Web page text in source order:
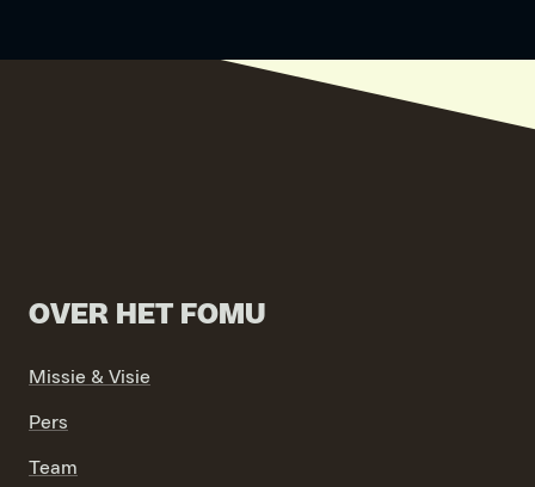
OVER HET FOMU
Missie & Visie
Pers
Team